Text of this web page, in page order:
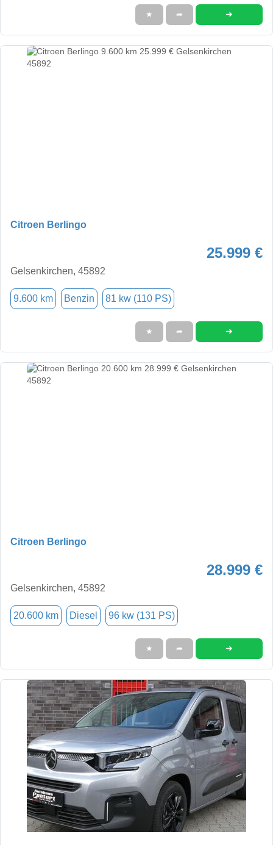
★ ➦ ➜
Citroen Berlingo
25.999 €
Gelsenkirchen, 45892
9.600 km Benzin 81 kw (110 PS)
★ ➦ ➜
Citroen Berlingo
28.999 €
Gelsenkirchen, 45892
20.600 km Diesel 96 kw (131 PS)
★ ➦ ➜